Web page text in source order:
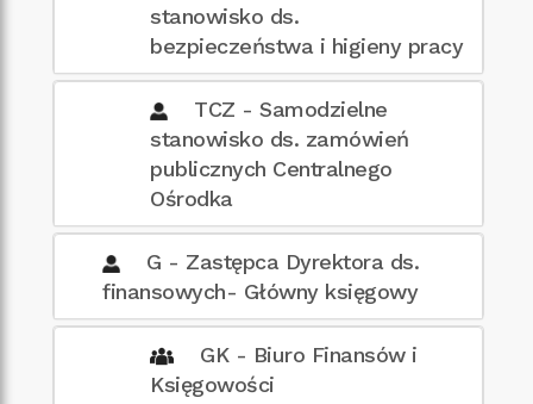
stanowisko ds.
bezpieczeństwa i higieny pracy
TCZ - Samodzielne
stanowisko ds. zamówień
publicznych Centralnego
Ośrodka
G - Zastępca Dyrektora ds.
finansowych- Główny księgowy
GK - Biuro Finansów i
Księgowości